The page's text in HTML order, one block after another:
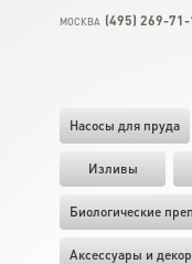
МОСКВА (495) 269-
Насосы для пруда
Изливы
Биологические
Аксессуары и декор